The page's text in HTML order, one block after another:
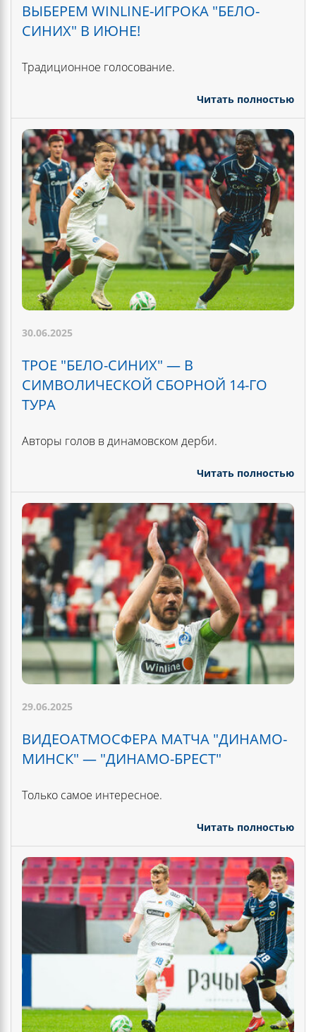
ВЫБЕРЕМ WINLINE-ИГРОКА "БЕЛО-
СИНИХ" В ИЮНЕ!
Традиционное голосование.
Читать полностью
30.06.2025
ТРОЕ "БЕЛО-СИНИХ" — В
СИМВОЛИЧЕСКОЙ СБОРНОЙ 14-ГО
ТУРА
Авторы голов в динамовском дерби.
Читать полностью
29.06.2025
ВИДЕОАТМОСФЕРА МАТЧА "ДИНАМО-
МИНСК" — "ДИНАМО-БРЕСТ"
Только самое интересное.
Читать полностью